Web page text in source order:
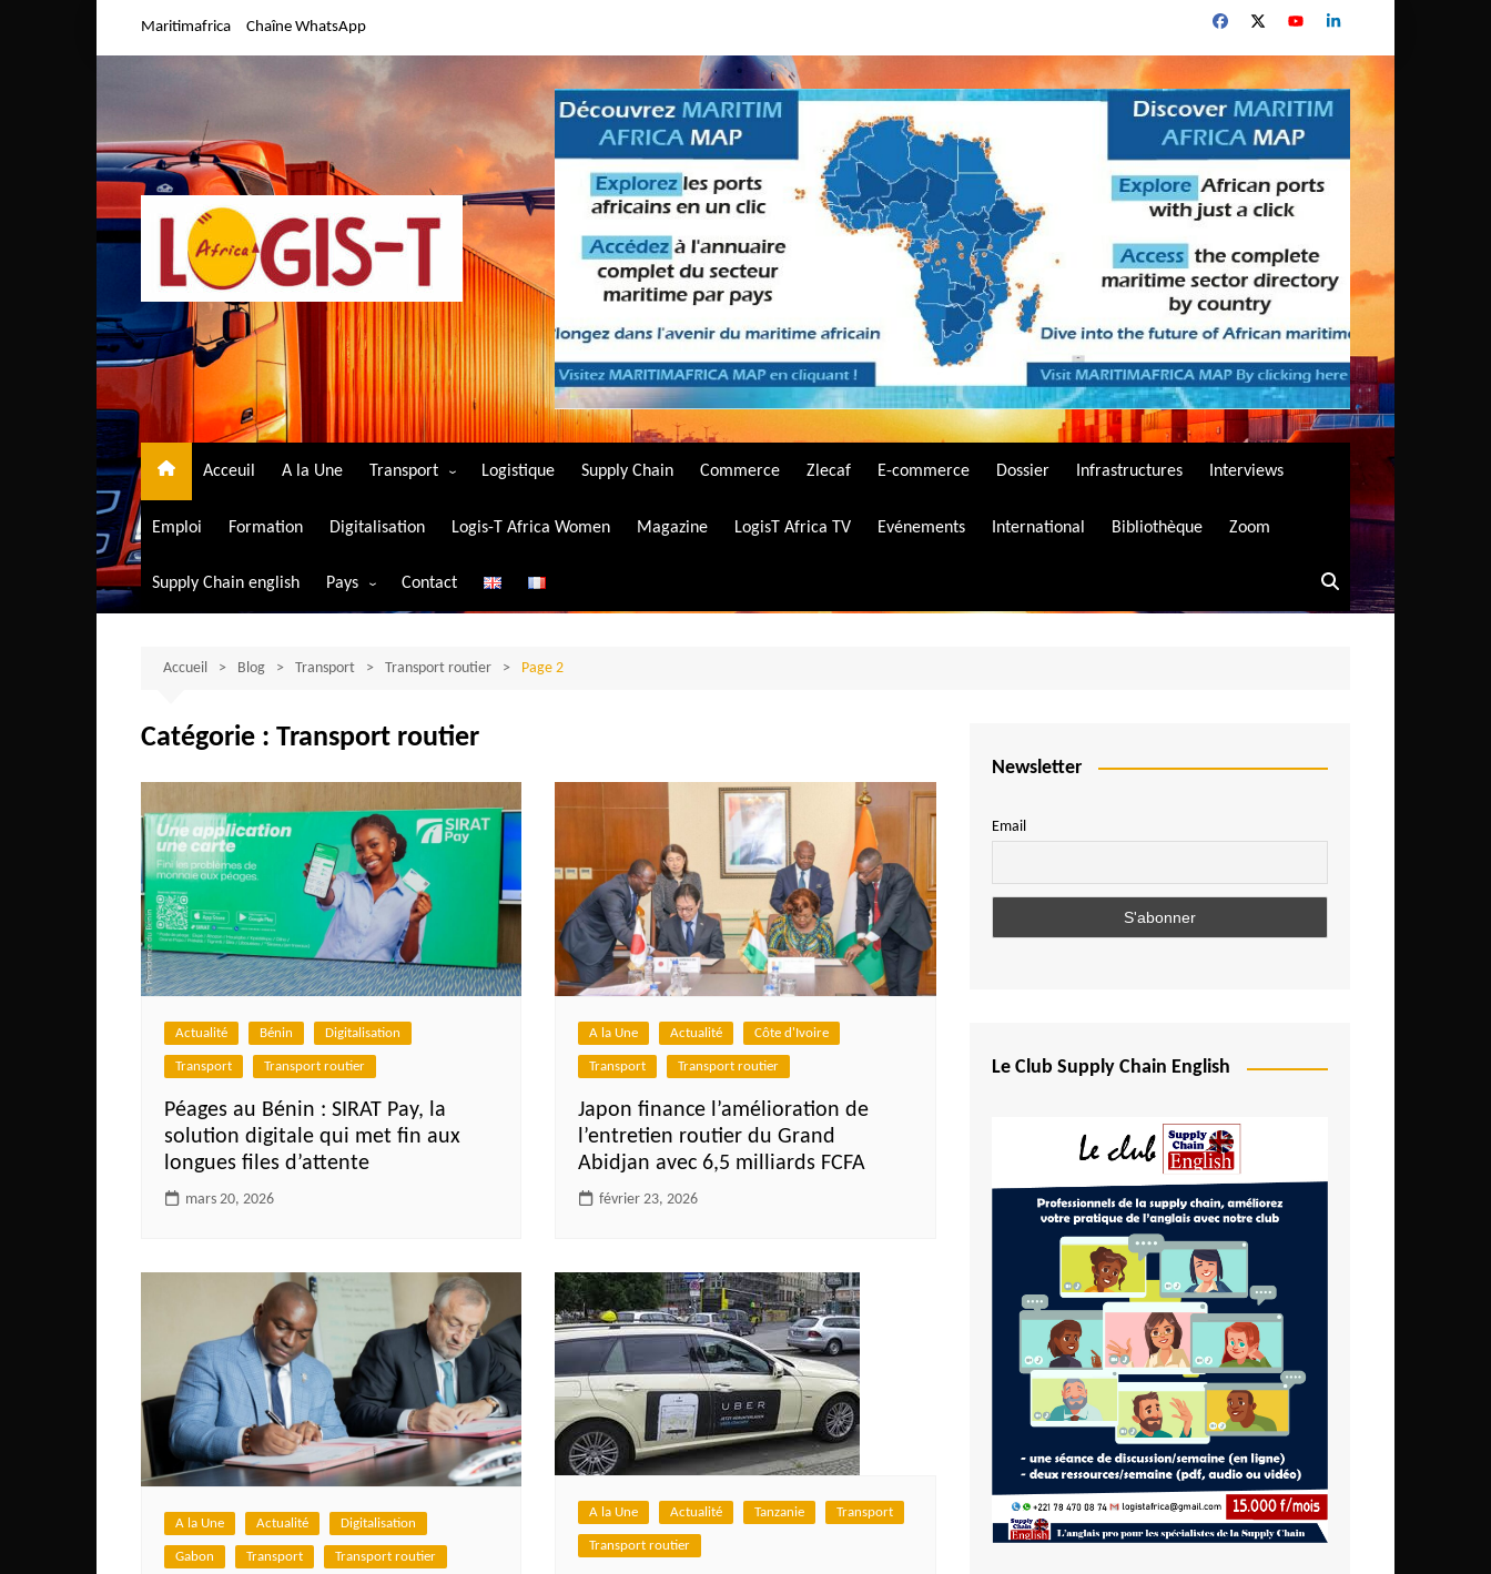
Maritimafrica Chaîne WhatsApp
Acceuil A la Une Transport
Transport aérien
Transport ferroviaire
Transport routier
Logistique Supply Chain Commerce Zlecaf E-commerce Dossier Infrastructures Interviews
Emploi Formation Digitalisation Logis-T Africa Women Magazine LogisT Africa TV Evénements International Bibliothèque Zoom
Supply Chain english Pays
Algérie
Bénin
Burkina-Faso
Burundi
Bostwana
Cameroun
Centrafrique
Comores
Djibouti
Egypte
Ethiopie
Gabon
Guinée
Guinée Bissau
Ile Maurice
Kenya
Lesotho Fr
Liberia
Malawi Fr
Contact
Accueil Blog Transport Transport routier Page 2
Catégorie : Transport routier
Actualité Bénin Digitalisation
Transport Transport routier
Péages au Bénin : SIRAT Pay, la
solution digitale qui met fin aux
longues files d’attente
mars 20, 2026
A la Une Actualité Côte d'Ivoire
Transport Transport routier
Japon finance l’amélioration de
l’entretien routier du Grand
Abidjan avec 6,5 milliards FCFA
février 23, 2026
A la Une Actualité Digitalisation
Gabon Transport Transport routier
A la Une Actualité Tanzanie Transport
Transport routier
Newsletter
Email
Le Club Supply Chain English